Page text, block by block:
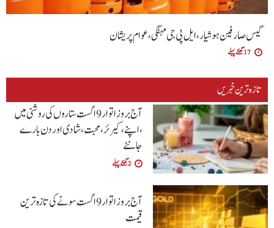
گیس صارفین ہوشیار، ایل پی جی مہنگی، عوام پریشان
17 گھنٹے پہلے
تازہ ترین خبریں
آج بروز اتوار9 اگست ستاروں کی روشنی میں
،اپنے،کیرئر،محبت ،شادی اور دن بارے
جانئے
2 گھنٹے پہلے
آج بروز اتوار 9 اگست سونے کی تازہ ترین
قیمت